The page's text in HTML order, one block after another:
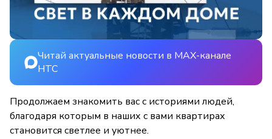
Читай актуальные новости в MAX-канале
НТС
Продолжаем знакомить вас с историями людей,
благодаря которым в наших с вами квартирах
становится светлее и уютнее.